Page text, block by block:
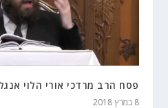
פסח הרב מרדכי אורי הלוי
8 במרץ 2018